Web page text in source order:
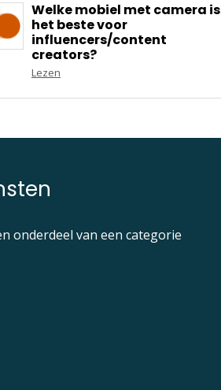
Welke mobiel met camera is
het beste voor
influencers/content
creators?
Lezen
onderdeel van een categorie